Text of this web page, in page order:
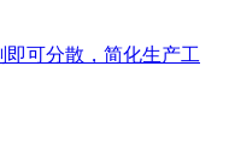
可分散，简化生产工